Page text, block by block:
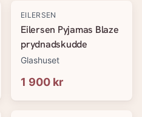
EILERSEN
Eilersen Pyjamas Blaze
prydnadskudde
Glashuset
1 900 kr